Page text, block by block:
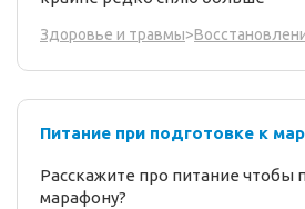
Здоровье и травмы>
Питание при подготовке к
Расскажите про питание чтобы
марафону?